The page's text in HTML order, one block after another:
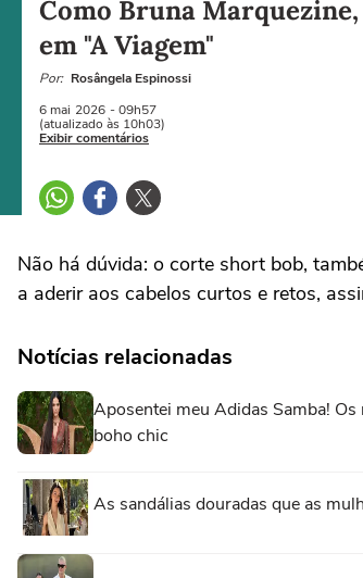
Como Bruna
em "A Viagem"
Por: Rosângela Espinossi
6 mai 2026 - 09h57
(atualizado às 10h03)
Exibir comentários
Não há dúvida: o corte short bob,
a aderir aos cabelos curtos e retos,
Notícias relacionadas
Aposentei meu Adidas Samba!
boho chic
As sandálias douradas que as